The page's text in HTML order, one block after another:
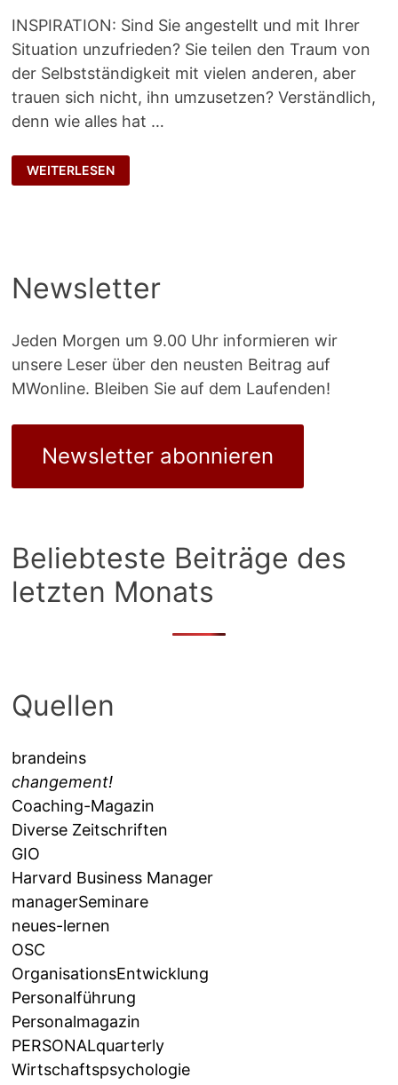
INSPIRATION: Sind Sie angestellt und mit Ihrer
Situation unzufrieden? Sie teilen den Traum von
der Selbstständigkeit mit vielen anderen, aber
trauen sich nicht, ihn umzusetzen? Verständlich,
denn wie alles hat …
TANZ
AUF
DEM
WEITERLESEN
Newsletter
Jeden Morgen um 9.00 Uhr informieren wir
unsere Leser über den neusten Beitrag auf
MWonline. Bleiben Sie auf dem Laufenden!
Newsletter abonnieren
Beliebteste Beiträge des
letzten Monats
Quellen
brandeins
changement!
Coaching-Magazin
Diverse Zeitschriften
GIO
Harvard Business Manager
managerSeminare
neues-lernen
OSC
OrganisationsEntwicklung
Personalführung
Personalmagazin
PERSONALquarterly
Wirtschaftspsychologie